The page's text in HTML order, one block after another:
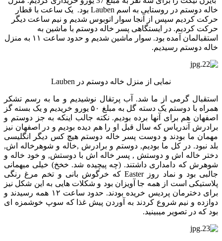
خاله دوستم در روستایی به اسم Lauben بود. یک ساعت با قطار
حرکت کردیم سپس از آنجا سوار اتوبوس شدیم و نیم ساعت دیگر
حرکت کردیم. در ایستگاهی پسر خاله دوستم با ماشین به
استقبالمان آمده بود. سوار ماشین شدیم و حدود ساعت ۱۱ به منزل
خاله دوستم رسیدیم.
نمایی از منزل خاله دوستم در Lauben
استقبال گرمی از ما شد. آب پرتقال نوشیدیم و ما به رسم تشکر
همراه با دوستم یک دسته گل به مبلغ ۵۰ یورو خریدیم و یک بسته گز
اصفهان هم برای آنها برده بودیم. نکته جالب اینکه به جز دوستم و
برادرش آندریاس که سال قبل او را هم دیده بودیم و در اصفهان نیز
مهمان ما بودند و دوست پسر خاله دوستم هیچ کس دیگر انگلیسی
بلد نبود. در کل ما بودیم, دوستم و برادرش ,خاله و شوهرخاله اش,
دختر خاله اش و دوستش , پسر خاله اش با دوستش, و خود خاله و
شوهرش که دامداری داشتند. (چه پیچیده شد. خخخ) خیلی میهمانی
جالبی بود و نماد روز Easter که خرگوش بانی و تخم مرغ رنگی
پلاستیکی است از همه جا آویزان بود و شکلات هایی به این شکل نیز
برای دخترمان پردیس خریده بودند. حدود ساعت ۱۲ همه رسیدند و
دوازده و نیم شروع کردند به آوردن پیش غذا که سوپ خوشمزه ای
بود که در تصویر میبینید.